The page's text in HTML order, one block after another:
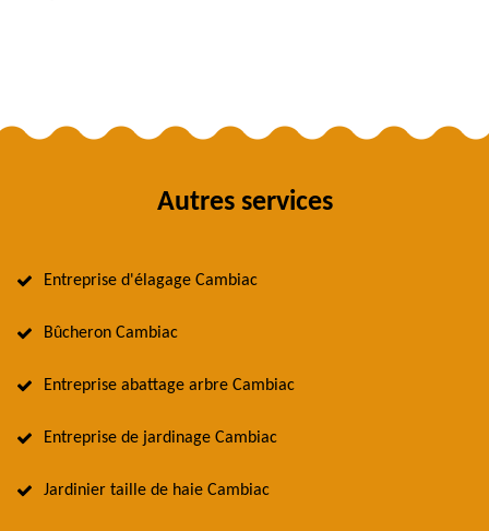
Autres services
Entreprise d'élagage Cambiac
Bûcheron Cambiac
Entreprise abattage arbre Cambiac
Entreprise de jardinage Cambiac
Jardinier taille de haie Cambiac